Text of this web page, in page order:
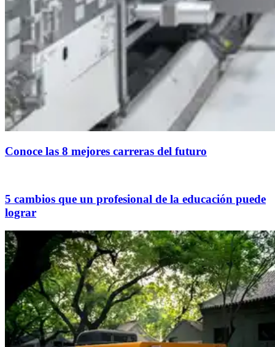
Conoce las 8 mejores carreras del futuro
5 cambios que un profesional de la educación puede
lograr